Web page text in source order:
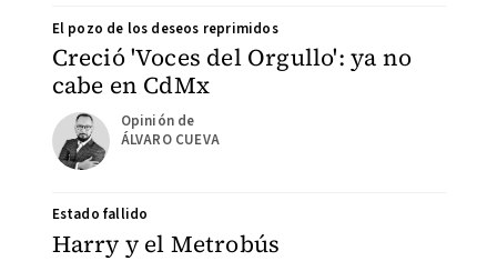
Creció 'Voces del Orgullo': ya no
cabe en CdMx
El pozo de los deseos reprimidos
ÁLVARO CUEVA
Harry y el Metrobús
Estado fallido